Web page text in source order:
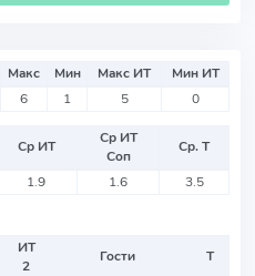
Макс Мин Макс ИТ
Мин ИТ
6 1 5 0
Ср ИТ
Ср ИТ
Соп
Ср. Т
1.9 1.6 3.5
ИТ
2
Гости Т